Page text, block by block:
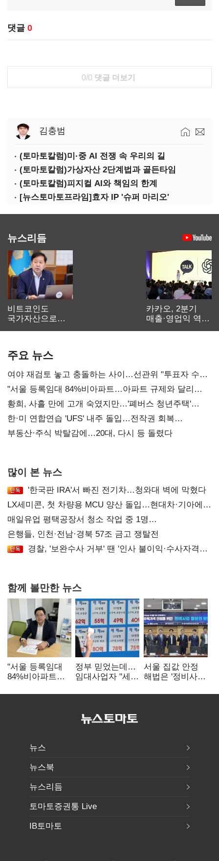
댓글 0
0/0 댓글 더보기
김충범
(토마토칼럼)미·중 AI 전쟁 속 우리의 길
(토마토칼럼)가상자산 2단계법과 골든타임
(토마토칼럼)피지컬 AI와 책임의 한계
[뉴스토마토프라임]효자 IP '슈퍼 마리오'
뉴스리듬
비트코인도
국가자산으로…'
카카오, 2분기
매출·영업익 역대
주요 뉴스
여야 재검토 놓고 충돌하는 사이…선관위 "투표자 수
오차 당연"
"서울 등록임대 84%비아파트…아파트 규제와 달리
해야"
황희, 사흘 만에 고개 숙였지만…'폐버스 청년주택'
후폭풍
한·미 연합연습 'UFS' 내주 돌입…전작권 회복
카운트다운
부동산·주식 박탈감에…20대, 다시 등 돌렸다
많이 본 뉴스
'한국판 IRA'서 빠진 전기차…청와대 벽에 막혔다
LX세미콘, 첫 차량용 MCU 양산 돌입…현대차·기아에
공급
매일유업 평택공장서 청소 작업 중 1명
사망…"안전관리체계 재점검"
은행들, 인천·전남·경북 57조 금고 쟁탈전
경찰, '보완수사 거부' 땐 '인사 불이익·수사자격
함께 볼만한 뉴스
"서울 등록임대
84%비아파트…
달리 해야"
정부 믿었는데…
임대사업자 "세금
서울 집값 안정
해법은 '정비사업
분쟁 해소도 과제
뉴스
뉴스북
뉴스리듬
토마토증권통 Live
IB토마토